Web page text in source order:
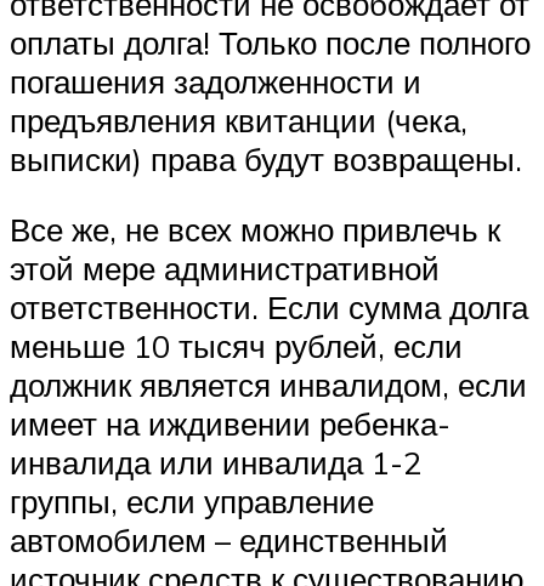
оплаты долга! Только после полного
погашения задолженности и
предъявления квитанции (чека,
выписки) права будут возвращены.
Все же, не всех можно привлечь к
этой мере административной
ответственности. Если сумма долга
меньше 10 тысяч рублей, если
должник является инвалидом, если
имеет на иждивении ребенка-
инвалида или инвалида 1-2
группы, если управление
автомобилем – единственный